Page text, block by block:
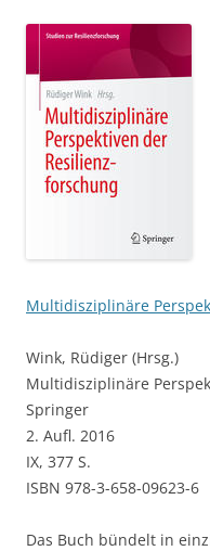
Multidisziplinäre
Wink, Rüdiger (Hrsg.)
Multidisziplinäre
Springer
2. Aufl. 2016
IX, 377 S.
ISBN 978-3-658-09623-6
Das Buch bündelt in